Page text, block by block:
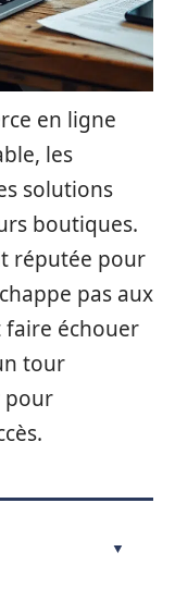
en ligne
les
solutions
boutiques.
réputée pour
pas aux
échouer
tour
pour